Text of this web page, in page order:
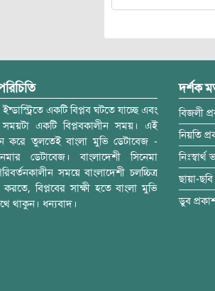
একটি বিপ্লব ঘটতে যাচ্ছে এবং
একটি বিপ্লবকালীন সময়। এই
করে তুলতেই বাংলা মুভি ডেটাবেজ -
ডেটাবেজ। বাংলাদেশী সিনেমা
সময়ে বাংলাদেশী চলচ্চিত্র
বিপ্লবের সাক্ষী হতে বাংলা মুভি
থাকুন। ধন্যবাদ।
দর্শক
বিজলী
নিয়তি
ছায়া-ছবি
ডুব